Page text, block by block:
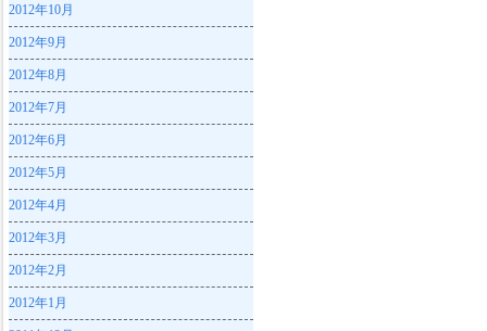
2012年10月
2012年9月
2012年8月
2012年7月
2012年6月
2012年5月
2012年4月
2012年3月
2012年2月
2012年1月